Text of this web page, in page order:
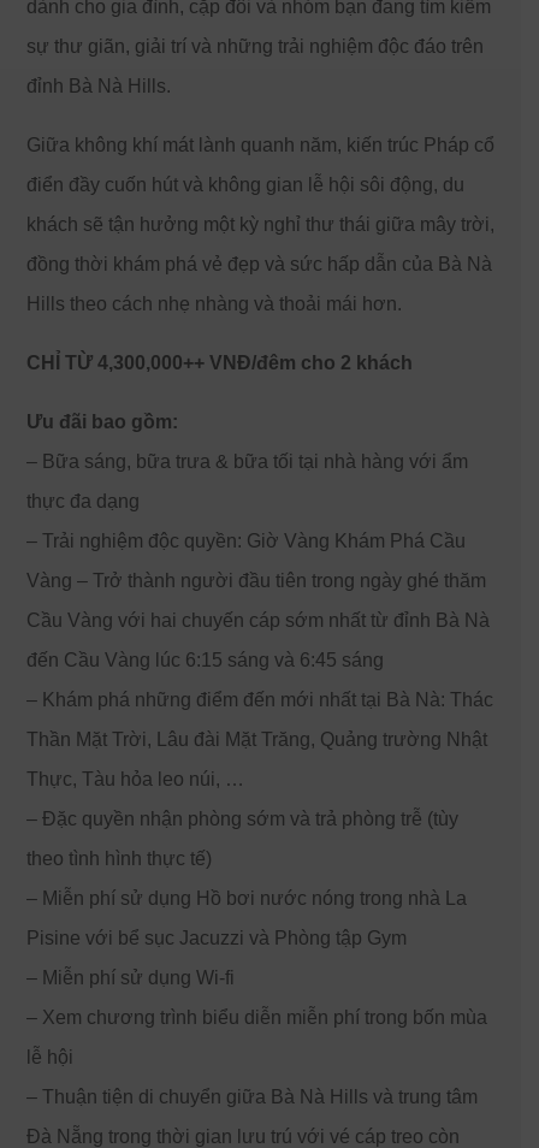
dành cho gia đình, cặp đôi và nhóm bạn đang tìm kiếm
sự thư giãn, giải trí và những trải nghiệm độc đáo trên
đỉnh Bà Nà Hills.
Giữa không khí mát lành quanh năm, kiến trúc Pháp cổ
điển đầy cuốn hút và không gian lễ hội sôi động, du
khách sẽ tận hưởng một kỳ nghỉ thư thái giữa mây trời,
đồng thời khám phá vẻ đẹp và sức hấp dẫn của Bà Nà
Hills theo cách nhẹ nhàng và thoải mái hơn.
CHỈ TỪ 4,300,000++ VNĐ/đêm cho 2 khách
Ưu đãi bao gồm:
– Bữa sáng, bữa trưa & bữa tối tại nhà hàng với ẩm
thực đa dạng
– Trải nghiệm độc quyền: Giờ Vàng Khám Phá Cầu
Vàng – Trở thành người đầu tiên trong ngày ghé thăm
Cầu Vàng với hai chuyến cáp sớm nhất từ đỉnh Bà Nà
đến Cầu Vàng lúc 6:15 sáng và 6:45 sáng
– Khám phá những điểm đến mới nhất tại Bà Nà: Thác
Thần Mặt Trời, Lâu đài Mặt Trăng, Quảng trường Nhật
Thực, Tàu hỏa leo núi, …
– Đặc quyền nhận phòng sớm và trả phòng trễ (tùy
theo tình hình thực tế)
– Miễn phí sử dụng Hồ bơi nước nóng trong nhà La
Pisine với bể sục Jacuzzi và Phòng tập Gym
– Miễn phí sử dụng Wi-fi
– Xem chương trình biểu diễn miễn phí trong bốn mùa
lễ hội
– Thuận tiện di chuyển giữa Bà Nà Hills và trung tâm
Đà Nẵng trong thời gian lưu trú với vé cáp treo còn